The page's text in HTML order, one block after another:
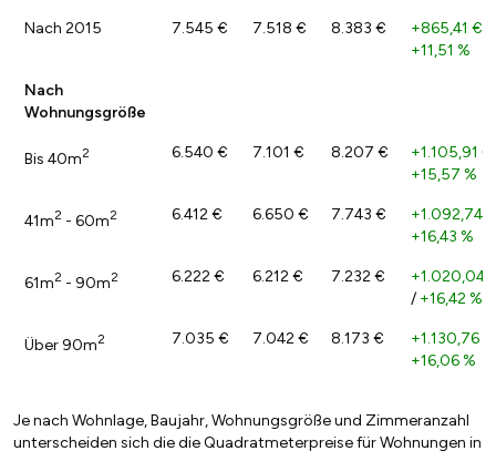
Nach 2015 7.545 € 7.518 € 8.383 € +865,41 €
+11,51 %
Nach
Wohnungsgröße
Bis 40m2 6.540 € 7.101 € 8.207 € +1.105,91 €
+15,57 %
41m2 - 60m2 6.412 € 6.650 € 7.743 €
+1.092,74 €
+16,43 %
61m2 - 90m2 6.222 € 6.212 € 7.232 €
+1.020,04
/ +16,42 %
Über 90m2 7.035 € 7.042 € 8.173 € +1.130,76 €
+16,06 %
Je nach Wohnlage, Baujahr, Wohnungsgröße und Zimmeranzahl
unterscheiden sich die die Quadratmeterpreise für Wohnungen in